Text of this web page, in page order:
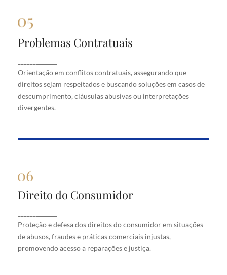
Problemas Contratuais
Orientação em conflitos contratuais, assegurando que
direitos sejam respeitados e buscando soluções em casos de
descumprimento, cláusulas abusivas ou interpretações
divergentes.
Problemas Contratuais
que direitos sejam respeitados e buscando soluções
em casos de descumprimento, cláusulas abusivas
ou interpretações divergentes.
Direito do Consumidor
Proteção e defesa dos direitos do consumidor em situações
de abusos, fraudes e práticas comerciais injustas,
promovendo acesso a reparações e justiça.
Direito do Consumidor
situações de abusos, fraudes e práticas comerciais
injustas, promovendo acesso a reparações e justiça.